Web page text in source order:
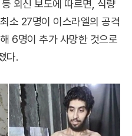
외신 보도에 따르면, 식량
소 27명이 이스라엘의 공격
6명이 추가 사망한 것으로
다.